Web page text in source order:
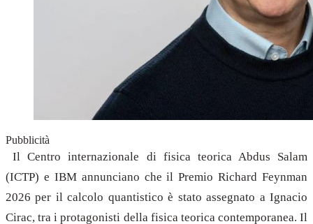
Pubblicità
Il Centro internazionale di fisica teorica Abdus Salam
(ICTP) e IBM annunciano che il Premio Richard Feynman
2026 per il calcolo quantistico è stato assegnato a Ignacio
Cirac, tra i protagonisti della fisica teorica contemporanea. Il